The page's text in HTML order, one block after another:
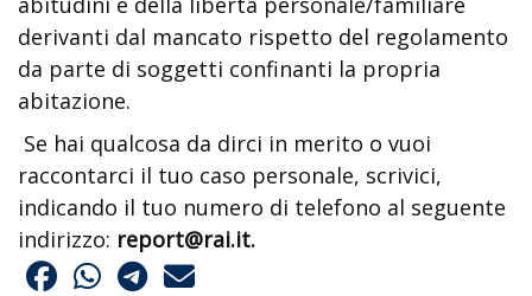
derivanti dal mancato rispetto del regolamento
da parte di soggetti confinanti la propria
abitazione.
Se hai qualcosa da dirci in merito o vuoi
raccontarci il tuo caso personale, scrivici,
indicando il tuo numero di telefono al seguente
indirizzo: report@rai.it.